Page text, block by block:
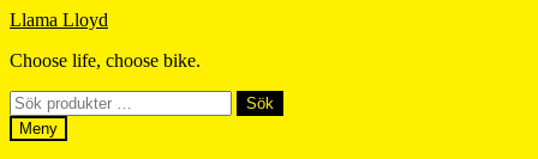
Hoppa
navigering
Hoppa
innehåll
Llama Lloyd
Choose life, choose bike.
Sök
efter:
Sök
Meny